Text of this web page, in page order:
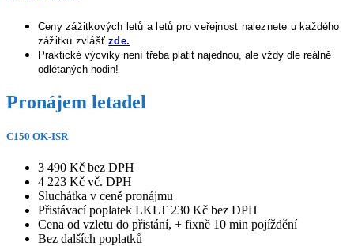
Ceny zážitkových letů a letů pro veřejnost naleznete u každého
zážitku zvlášťzde.
Praktické výcviky není třeba platit najednou, ale vždy dle reálně
odlétaných hodin!
Pronájem letadel
C150 OK-ISR
3 490 Kč bez DPH
4 223 Kč vč. DPH
Sluchátka v ceně pronájmu
Přistávací poplatek LKLT 230 Kč bez DPH
Cena od vzletu do přistání, + fixně 10 min pojíždění
Bez dalších poplatků